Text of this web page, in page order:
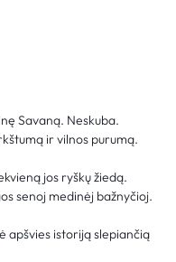
Savaną. Neskuba.
ir vilnos purumą.
jos ryškų žiedą.
senoj medinėj bažnyčioj.
apšvies istoriją slepiančią